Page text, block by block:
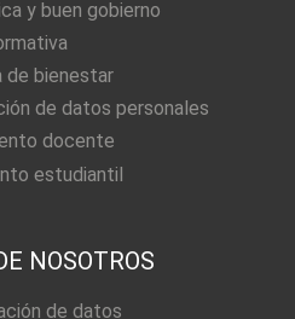
y buen gobierno
de bienestar
de datos personales
docente
estudiantil
NOSOTROS
de datos